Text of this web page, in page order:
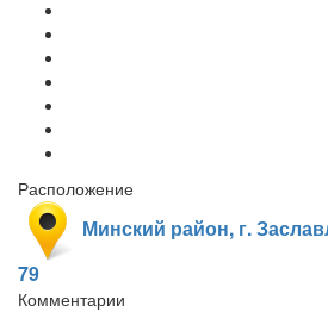
Расположение
Минский район, г.
79
Комментарии